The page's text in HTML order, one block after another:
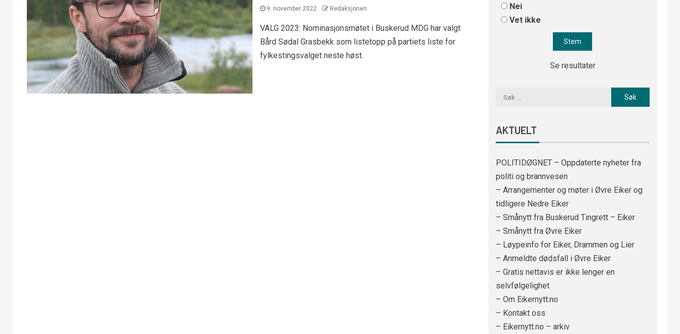
9. november 2022 Redaksjonen
VALG 2023: Nominasjonsmøtet i Buskerud MDG har valgt
Bård Sødal Grasbekk som listetopp på partiets liste for
fylkestingsvalget neste høst.
Nei
Vet ikke
Se resultater
AKTUELT
POLITIDØGNET – Oppdaterte nyheter fra
politi og brannvesen
– Arrangementer og møter i Øvre Eiker og
tidligere Nedre Eiker
– Smånytt fra Buskerud Tingrett – Eiker
– Smånytt fra Øvre Eiker
– Løypeinfo for Eiker, Drammen og Lier
– Anmeldte dødsfall i Øvre Eiker
– Gratis nettavis er ikke lenger en
selvfølgelighet
– Om Eikernytt.no
– Kontakt oss
– Eikernytt.no – arkiv